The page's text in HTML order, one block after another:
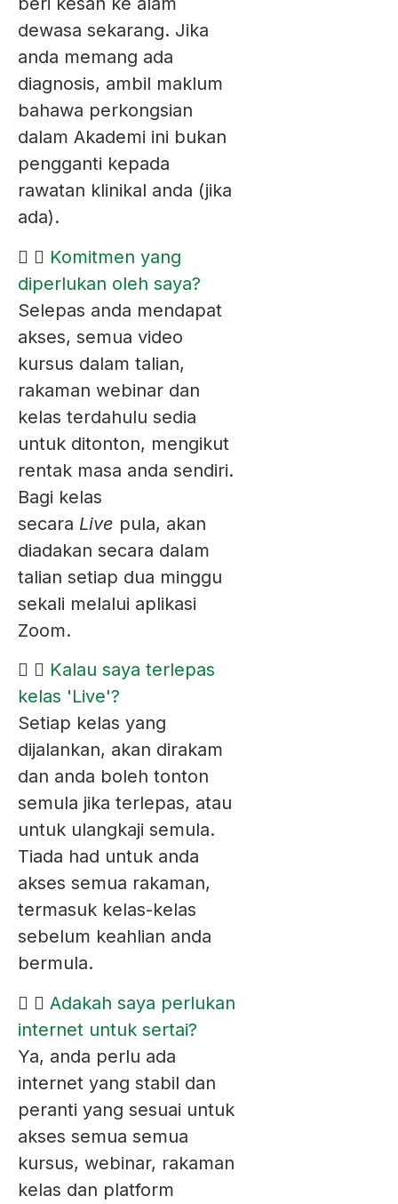
dewasa sekarang. Jika
anda memang ada
diagnosis, ambil maklum
bahawa perkongsian
dalam Akademi ini bukan
pengganti kepada
rawatan klinikal anda (jika
ada).
Komitmen yang
diperlukan oleh saya?
Selepas anda mendapat
akses, semua video
kursus dalam talian,
rakaman webinar dan
kelas terdahulu sedia
untuk ditonton, mengikut
rentak masa anda sendiri.
Bagi kelas
secara Live pula, akan
diadakan secara dalam
talian setiap dua minggu
sekali melalui aplikasi
Zoom.
Kalau saya terlepas
kelas 'Live'?
Setiap kelas yang
dijalankan, akan dirakam
dan anda boleh tonton
semula jika terlepas, atau
untuk ulangkaji semula.
Tiada had untuk anda
akses semua rakaman,
termasuk kelas-kelas
sebelum keahlian anda
bermula.
Adakah saya perlukan
internet untuk sertai?
Ya, anda perlu ada
internet yang stabil dan
peranti yang sesuai untuk
akses semua semua
kursus, webinar, rakaman
kelas dan platform